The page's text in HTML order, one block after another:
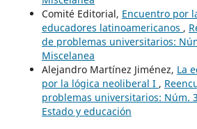
Comité Editorial, Encuentro por
educadores latinoamericanos ,
de problemas universitarios:
Miscelanea
Alejandro Martínez Jiménez, La
por la lógica neoliberal I ,
problemas universitarios: Núm.
Estado y educación